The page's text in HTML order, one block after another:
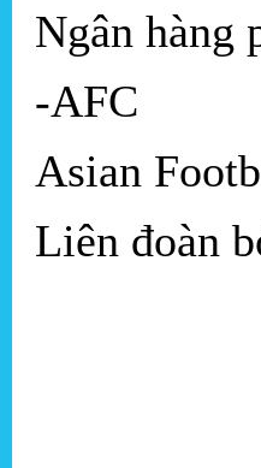
Ngân hàng
-AFC
Asian
Liên đoàn